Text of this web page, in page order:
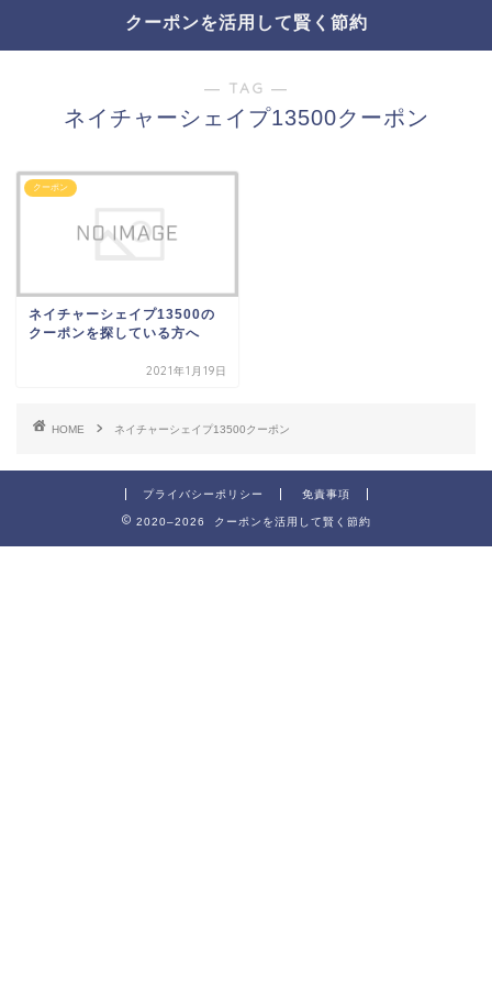
クーポンを活用して賢く節約
― TAG ―
ネイチャーシェイプ13500クーポン
クーポン
ネイチャーシェイプ13500の
クーポンを探している方へ
2021年1月19日
HOME ネイチャーシェイプ13500クーポン
プライバシーポリシー 免責事項
2020–2026 クーポンを活用して賢く節約